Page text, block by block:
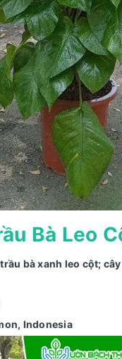
Bà Leo
bà xanh leo cột;
Indonesia